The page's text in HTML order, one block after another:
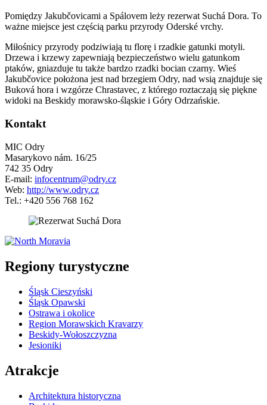
Pomiędzy Jakubčovicami a Spálovem leży rezerwat Suchá Dora. To
ważne miejsce jest częścią parku przyrody Oderské vrchy.
Miłośnicy przyrody podziwiają tu florę i rzadkie gatunki motyli.
Drzewa i krzewy zapewniają bezpieczeństwo wielu gatunkom
ptaków, gniazduje tu także bardzo rzadki bocian czarny. Wieś
Jakubčovice położona jest nad brzegiem Odry, nad wsią znajduje się
Buková hora i wzgórze Chrastavec, z którego roztaczają się piękne
widoki na Beskidy morawsko-śląskie i Góry Odrzańskie.
Kontakt
MIC Odry
Masarykovo nám. 16/25
742 35 Odry
E-mail: infocentrum@odry.cz
Web: http://www.odry.cz
Tel.: +420 556 768 162
−
Regiony turystyczne
Śląsk Cieszyński
Śląsk Opawski
Ostrawa i okolice
Region Morawskich Kravarzy
Beskidy-Wołoszczyzna
Jesioniki
Atrakcje
Architektura historyczna